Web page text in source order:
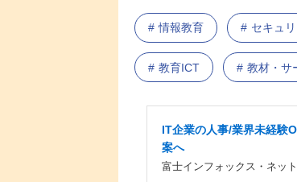
情報教育 セキュ
教育ICT 教材・サ
IT企業の人事/業界未経験
案へ
富士インフォックス・ネッ